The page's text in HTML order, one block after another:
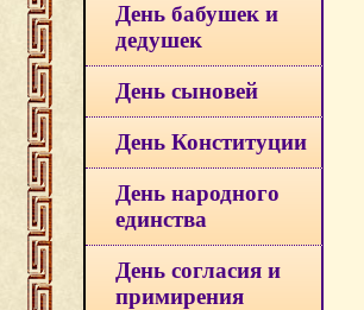
День бабушек и
дедушек
День сыновей
День Конституции
День народного
единства
День согласия и
примирения